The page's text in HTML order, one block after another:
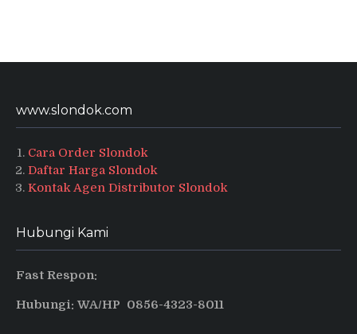
www.slondok.com
Cara Order Slondok
Daftar Harga Slondok
Kontak Agen Distributor Slondok
Hubungi Kami
Fast Respon:
Hubungi: WA/HP 0856-4323-8011